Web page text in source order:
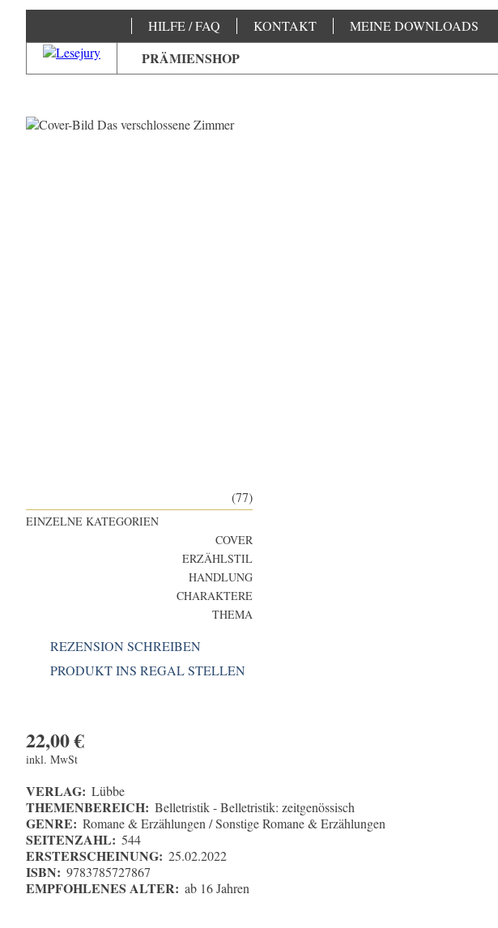
HILFE / FAQ KONTAKT MEINE DOWNLOADS
PRÄMIENSHOP
(77)
EINZELNE KATEGORIEN
COVER
ERZÄHLSTIL
HANDLUNG
CHARAKTERE
THEMA
REZENSION SCHREIBEN
PRODUKT INS REGAL STELLEN
22,00€
inkl. MwSt
VERLAG: Lübbe
THEMENBEREICH: Belletristik - Belletristik: zeitgenössisch
GENRE: Romane & Erzählungen / Sonstige Romane & Erzählungen
SEITENZAHL: 544
ERSTERSCHEINUNG: 25.02.2022
ISBN: 9783785727867
EMPFOHLENES ALTER: ab 16 Jahren